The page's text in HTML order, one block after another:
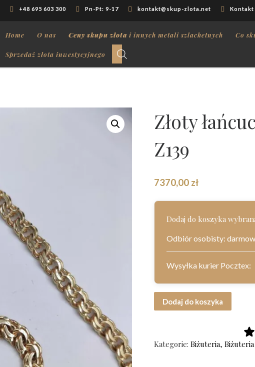
+48 695 603 300 Pn-Pt: 9-17 kontakt@skup-zlota.net Kontakt
Home O nas Ceny skupu złota i innych metali szlachetnych Co
Sprzedaż złota inwestycyjnego
Złoty
Z139
7370,00 zł
Dodaj do koszyka
Odbiór osobisty:
Wysyłka kurier Pocztex:
Dodaj do koszyka
Kategorie:Biżuteria,Biżuteria